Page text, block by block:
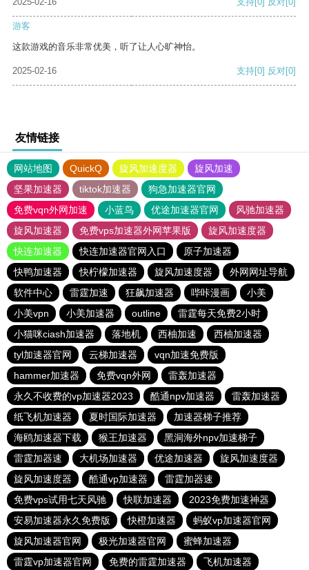
游客
这款游戏的音乐非常优美，听了让人心旷神怡。
2025-02-16 支持[0] 反对[0]
友情链接
网站地图 QuickQ 旋风加速度器
旋风加速
坚果加速器
tiktok加速器
狗急加速器官网
免费vqn外网加速
小蓝鸟 优途加速器官网
风驰加速器
旋风加速器
免费vps加速器外网苹果版
旋风加速度器
快连加速器
快连加速器官网入口
原子加速器
快鸭加速器
快柠檬加速器 旋风加速度器
外网网址导航
软件中心
雷霆加速 狂飙加速器 哔咔漫画
小美
小美vpn
小美加速器 outline
雷霆每天免费2小时
小猫咪ciash加速器
落地机 西柚加速
西柚加速器
tyl加速器官网
云梯加速器
vqn加速免费版
hammer加速器
免费vqn外网
雷轰加速器
永久不收费的vp加速器2023
酷通npv加速器
雷轰加速器
纸飞机加速器
夏时国际加速器
加速器梯子推荐
海鸥加速器下载
猴王加速器
黑洞海外npv加速梯子
雷霆加器速
大机场加速器 优途加速器
旋风加速度器
旋风加速度器
酷通vp加速器
雷霆加器速
免费vps试用七天风驰
快联加速器
2023免费加速神器
安易加速器永久免费版
快橙加速器
蚂蚁vp加速器官网
旋风加速器官网
极光加速器官网
蜜蜂加速器
雷霆vp加速器官网
免费的雷霆加速器 飞机加速器